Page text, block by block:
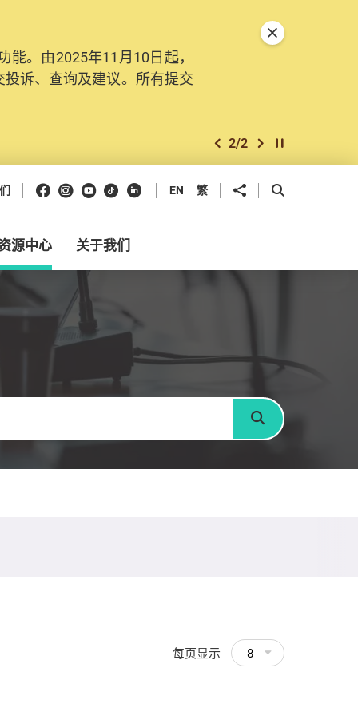
。由2025年11月10日起，
诉、查询及建议。所有提交
上一个
2/2 下一个开始/暂停幻灯
关闭特別通告
Facebook
Instagram
Youtube
抖音领英 EN 繁 分享到 开启搜寻框
源中心 关于我们
搜寻
每页显示 8